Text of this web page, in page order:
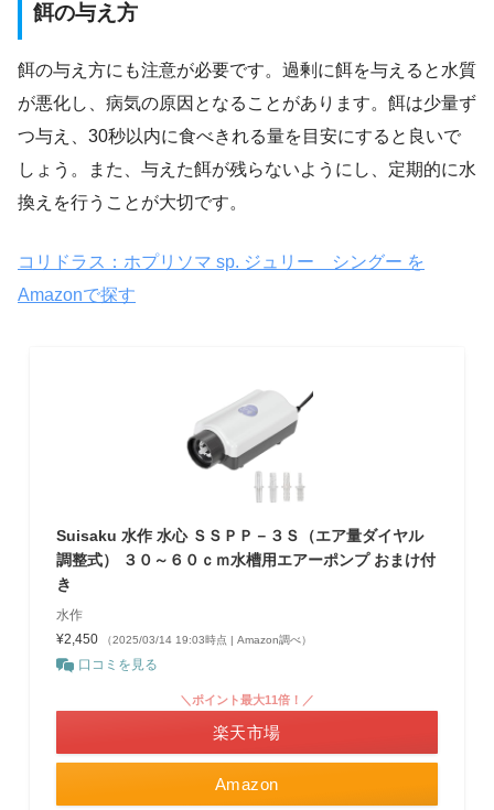
餌の与え方
餌の与え方にも注意が必要です。過剰に餌を与えると水質
が悪化し、病気の原因となることがあります。餌は少量ず
つ与え、30秒以内に食べきれる量を目安にすると良いで
しょう。また、与えた餌が残らないようにし、定期的に水
換えを行うことが大切です。
コリドラス：ホプリソマ sp. ジュリー シングー を
Amazonで探す
Suisaku 水作 水心 ＳＳＰＰ－３Ｓ（エア量ダイヤル
調整式） ３０～６０ｃｍ水槽用エアーポンプ おまけ付
き
水作
¥2,450
（2025/03/14 19:03時点 | Amazon調べ）
口コミを見る
Amazon
＼ポイント最大11倍！／
楽天市場